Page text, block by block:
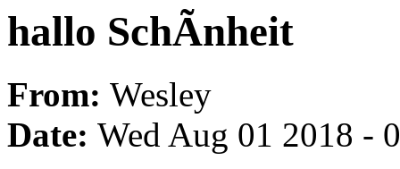
hallo SchÃnheit
From: Wesley
Date: Wed Aug 01 2018 -